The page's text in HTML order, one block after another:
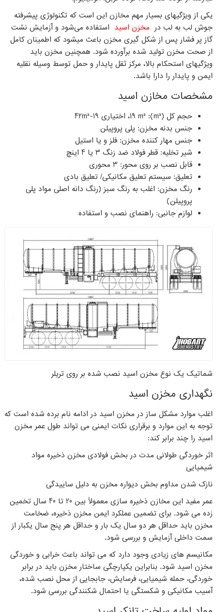
یکی از ویژگیهای بسیار مهم مخازن این است که تکنولوژی پیشرفته
جوش لب به لب در مخزن اسید استفاده می‌شود و آزمایش نشت
گاز پر فشار پس از شکل گیری مخزن باعث میشود که اطمینان کامل
از صحت مخزن تولید شده برآورده شود. همچنین مخزن باید
ویژگیهای استحکام بالا، مرکز ثقل پایدار و حمل توسط وسیله نقلیه
ایمن و پایدار را دارا باشد.
مشخصات مخازن اسید
حجم کل (m³): 19 m³، اختیاری 19-42m³
جنس بدنه مخزن: پلی پروپیلن
جنس مهار کننده مخزن: فلز و یا استیل
شیر تخلیه: قطر فولاد ضد زنگ 3 یا 4 اینچ
قابل نصب بر روی محور: 3 محوری
تعلیق: سیستم تعلیق مکانیکی/ تعلیق بادی
رنگ مخزن: اغلب به رنگ سبز (رنگ دانه اصلی مواد پلی
پروپیلن)
لوازم جانبی: راهنمای نصب و استفاده
شماتیک یک نوع مخزن اسید نصب شده بر روی تریلر
نگهداری مخزن اسید
اغلب موارد مشکل ساز در مخزن اسید در ادامه نام برده شده است که
توجه به این موارد و برقراری نکات ایمنی می تواند طول عمر مخزن
اسید را چند برابر کند:
اثر خوردگی طولانی مدت در بخش فولادی مخزن ذخیره مواد
شیمیایی
نازک شدن مداوم بخش دیواره مخزن به دلیل ساییدگی
عمر مفید این مخازن ذخیره سازی معمولاً بین 20 تا 40 سال تخمین
زده می شود. برای تضمین عملکرد ایمن مخزن ذخیره، ضخامت
مخزن باید حداقل هر دو سال یک بار و حداقل هر پنج سال یکبار از
سمت داخلی آزمایش و بررسی شود.
مکانیسم های زیادی وجود دارد که می تواند باعث خرابی و خوردگی
مخزن اسید شود. بنابراین یکپارچگی ساختار مخزن باید در برابر
خوردگی، حمله شیمیایی، فرسایش، جابجایی از محل نصب شده،
آسیب مکانیکی و شکستگی یا احتمال شکنندگی بررسی شود.